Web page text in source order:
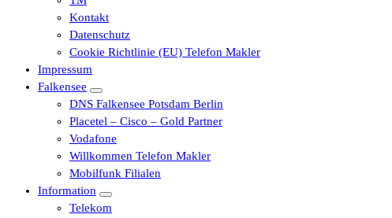
Kontakt
Datenschutz
Cookie Richtlinie (EU) Telefon Makler
Impressum
Falkensee
DNS Falkensee Potsdam Berlin
Placetel – Cisco – Gold Partner
Vodafone
Willkommen Telefon Makler
Mobilfunk Filialen
Information
Telekom